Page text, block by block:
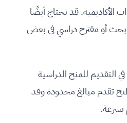
الأكاديمية. قد تحتاج أيضًا
بحث أو مقترح دراسي في بعض
في التقديم للمنح الدراسية
تقدم مبالغ محدودة وقد
بسرعة.